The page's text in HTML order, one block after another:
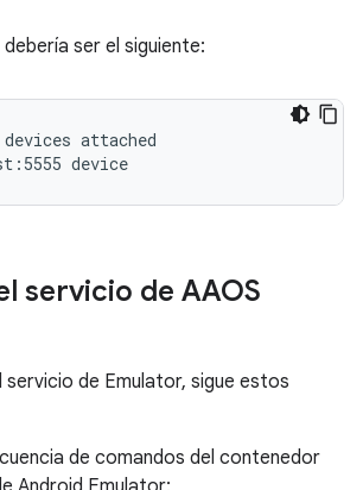
ser el siguiente:
attached
device
servicio de AAOS
servicio de Emulator, sigue estos
de comandos del contenedor